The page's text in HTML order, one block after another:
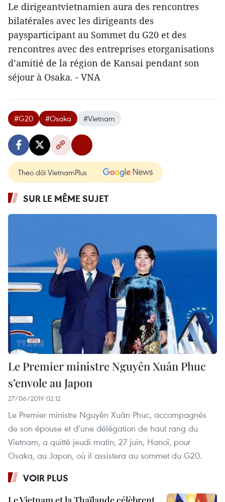
Le dirigeantvietnamien aura des rencontres
bilatérales avec les dirigeants des
paysparticipant au Sommet du G20 et des
rencontres avec des entreprises etorganisations
d’amitié de la région de Kansai pendant son
séjour à Osaka. - VNA
#G20 #Osaka #Vietnam
Theo dõi VietnamPlus
SUR LE MÊME SUJET
Le Premier ministre Nguyên Xuân Phuc
s’envole au Japon
27/06/2019 02:12
Le Premier ministre Nguyên Xuân Phuc, accompagnés
de son épouse et d’une délégation de haut rang du
Vietnam, a quitté jeudi matin, 27 juin, Hanoï, pour
Osaka, au Japon, où il assistera au sommet du G20.
VOIR PLUS